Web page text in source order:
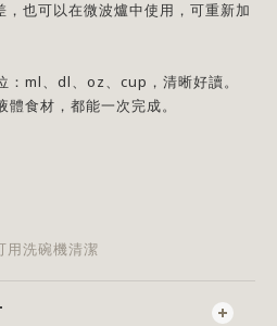
也可以在微波爐中使用，可重新加
：ml、dl、oz、cup，清晰好讀。
食材，都能一次完成。
用洗碗機清潔